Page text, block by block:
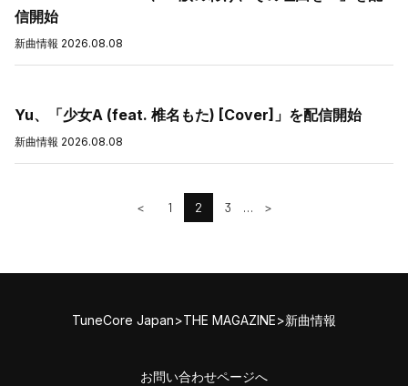
信開始
新曲情報 2026.08.08
Yu、「少女A (feat. 椎名もた) [Cover]」を配信開始
新曲情報 2026.08.08
< 1 2 3 … >
TuneCore Japan>THE MAGAZINE>新曲情報
お問い合わせページへ